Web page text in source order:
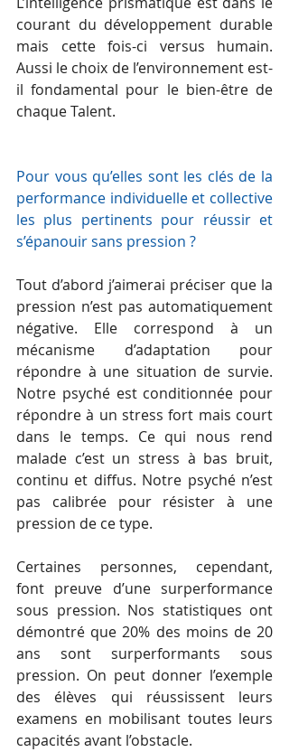
courant du développement durable
mais cette fois-ci versus humain.
Aussi le choix de l’environnement est-
il fondamental pour le bien-être de
chaque Talent.
Pour vous qu’elles sont les clés de la
performance individuelle et collective
les plus pertinents pour réussir et
s’épanouir sans pression ?
Tout d’abord j’aimerai préciser que la
pression n’est pas automatiquement
négative. Elle correspond à un
mécanisme d’adaptation pour
répondre à une situation de survie.
Notre psyché est conditionnée pour
répondre à un stress fort mais court
dans le temps. Ce qui nous rend
malade c’est un stress à bas bruit,
continu et diffus. Notre psyché n’est
pas calibrée pour résister à une
pression de ce type.
Certaines personnes, cependant,
font preuve d’une surperformance
sous pression. Nos statistiques ont
démontré que 20% des moins de 20
ans sont surperformants sous
pression. On peut donner l’exemple
des élèves qui réussissent leurs
examens en mobilisant toutes leurs
capacités avant l’obstacle.